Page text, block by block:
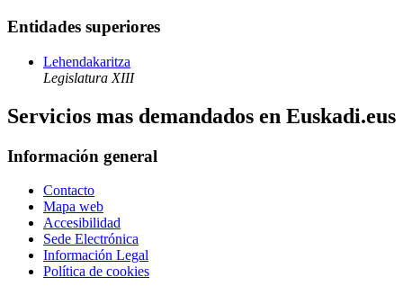
Entidades superiores
Lehendakaritza
Legislatura XIII
Servicios mas demandados en Euskadi.eus
Información general
Contacto
Mapa web
Accesibilidad
Sede Electrónica
Información Legal
Política de cookies